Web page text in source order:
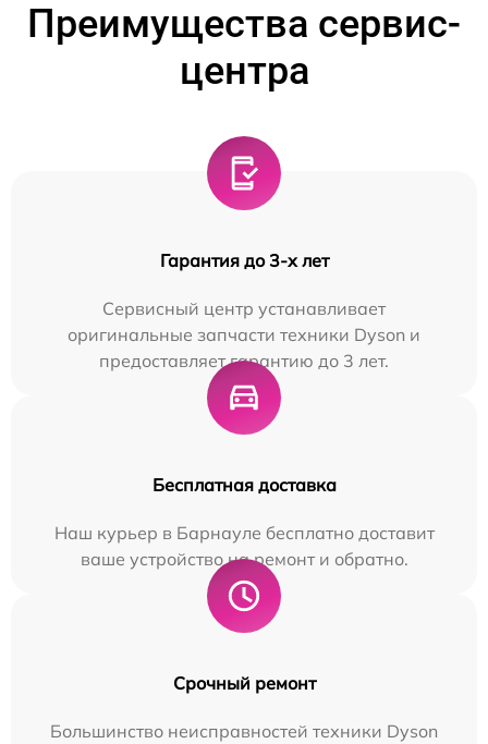
Преимущества сервис-
центра
Гарантия до 3-х лет
Сервисный центр устанавливает
оригинальные запчасти техники Dyson и
предоставляет гарантию до 3 лет.
Бесплатная доставка
Наш курьер в Барнауле бесплатно доставит
ваше устройство на ремонт и обратно.
Срочный ремонт
Большинство неисправностей техники Dyson